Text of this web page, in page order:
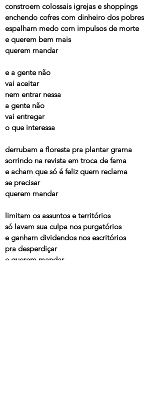
constroem colossais igrejas e shoppings
enchendo cofres com dinheiro dos pobres
espalham medo com impulsos de morte
e querem bem mais
querem mandar
e a gente não
vai aceitar
nem entrar nessa
a gente não
vai entregar
o que interessa
derrubam a floresta pra plantar grama
sorrindo na revista em troca de fama
e acham que só é feliz quem reclama
se precisar
querem mandar
limitam os assuntos e territórios
só lavam sua culpa nos purgatórios
e ganham dividendos nos escritórios
pra desperdiçar
e querem mandar